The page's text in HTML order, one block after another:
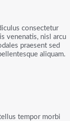
consectetur
venenatis, nisl arcu
praesent sed
aliquam.
tempor morbi